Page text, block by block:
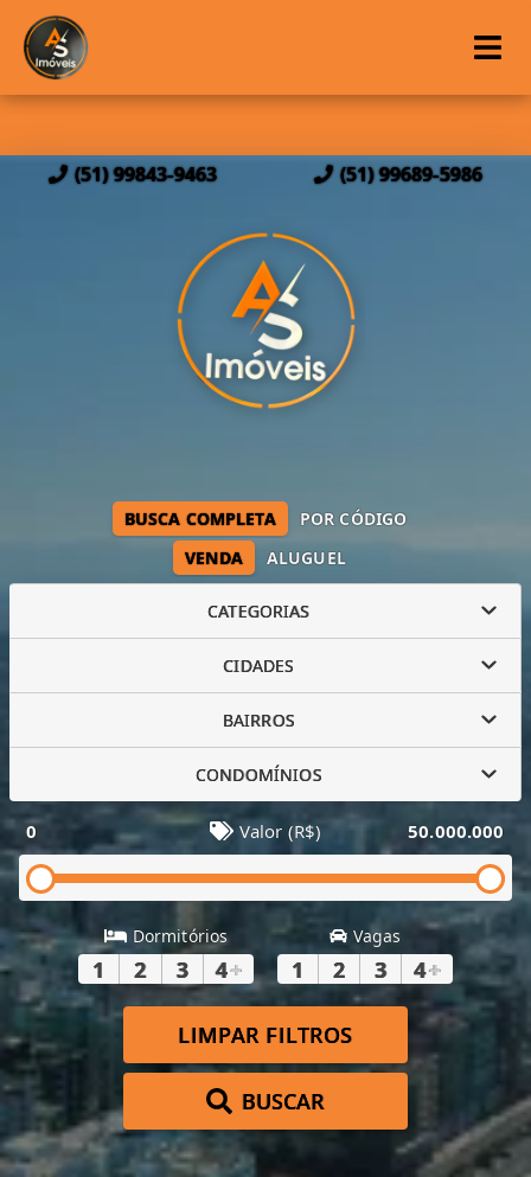
(51) 99843-9463 (51) 99689-5986
VENDA ALUGUEL
BUSCA COMPLETA POR CÓDIGO
CATEGORIAS
CIDADES
BAIRROS
CONDOMÍNIOS
0 Valor (R$) 50.000.000
Dormitórios
1 2 3 4+
Vagas
1 2 3 4+
LIMPAR FILTROS
BUSCAR